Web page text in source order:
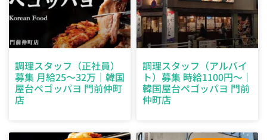
調理スタッフ（正社員）
募集 月給25～32万｜韓国
屋台ペゴッパヨ 門前仲町
店
調理スタッフ（アルバイ
ト）募集 時給1100円～｜
韓国屋台ペゴッパヨ 門前
仲町店